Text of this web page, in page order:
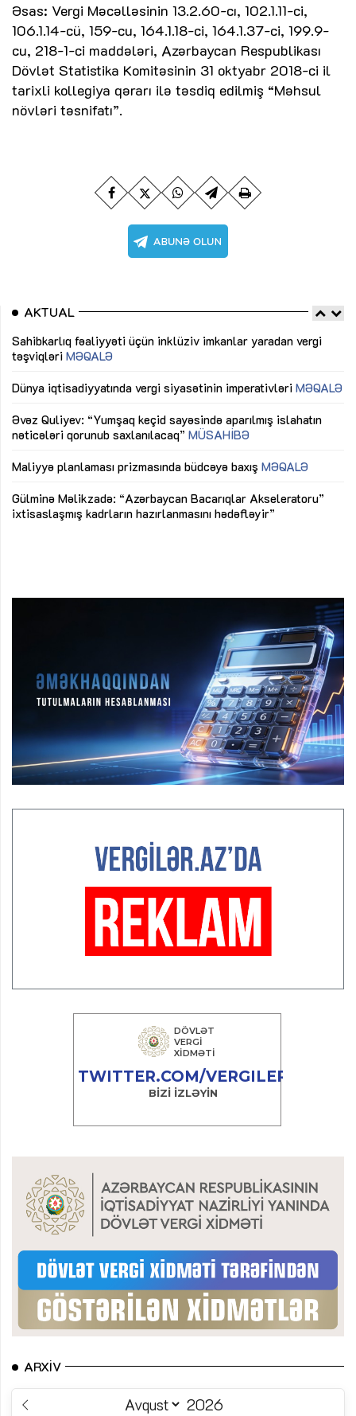
Əsas: Vergi Məcəlləsinin 13.2.60-cı, 102.1.11-ci,
106.1.14-cü, 159-cu, 164.1.18-ci, 164.1.37-ci, 199.9-
cu, 218-1-ci maddələri, Azərbaycan Respublikası
Dövlət Statistika Komitəsinin 31 oktyabr 2018-ci il
tarixli kollegiya qərarı ilə təsdiq edilmiş “Məhsul
növləri təsnifatı”.
AKTUAL
Sahibkarlıq fəaliyyəti üçün inklüziv imkanlar yaradan vergi
təşviqləri MƏQALƏ
Dünya iqtisadiyyatında vergi siyasətinin imperativləri MƏQALƏ
Əvəz Quliyev: “Yumşaq keçid sayəsində aparılmış islahatın
nəticələri qorunub saxlanılacaq” MÜSAHİBƏ
Maliyyə planlaması prizmasında büdcəyə baxış MƏQALƏ
Gülminə Məlikzadə: “Azərbaycan Bacarıqlar Akseleratoru”
ixtisaslaşmış kadrların hazırlanmasını hədəfləyir”
ARXIV